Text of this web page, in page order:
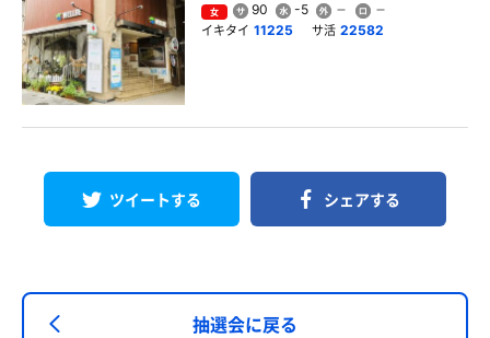
女 90 -5
イキタイ 11225 サ活 22582
ツイートする シェアする
抽選会に戻る